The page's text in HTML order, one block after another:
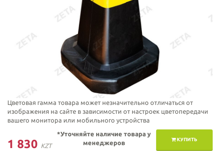
Цветовая гамма товара может незначительно отличаться от
изображения на сайте в зависимости от настроек цветопередачи
вашего монитора или мобильного устройства
1 830 KZT
КУПИТЬ
*Уточняйте наличие товара у
менеджеров